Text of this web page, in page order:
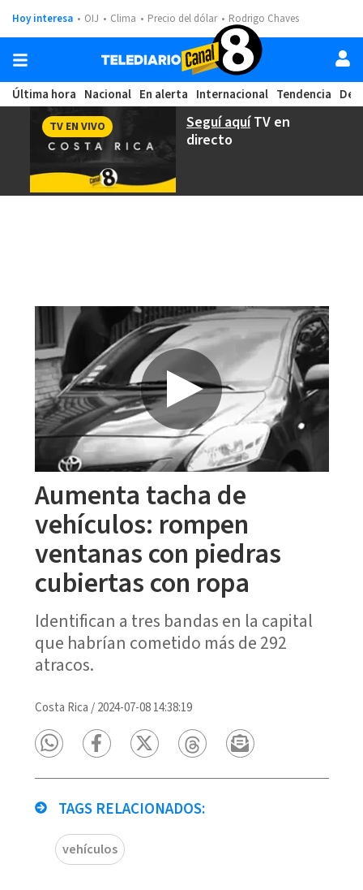
Hoy interesa OIJ Clima Precio del dólar Rodrigo Chaves
Última hora Nacional En alerta Internacional Tendencia
Seguí aquíTV en
directo
TV EN VIVO
Aumenta tacha de
vehículos: rompen
ventanas con piedras
cubiertas con ropa
Identifican a tres bandas en la capital
que habrían cometido más de 292
atracos.
Costa Rica /2024-07-08 14:38:19
TAGS RELACIONADOS:
vehículos